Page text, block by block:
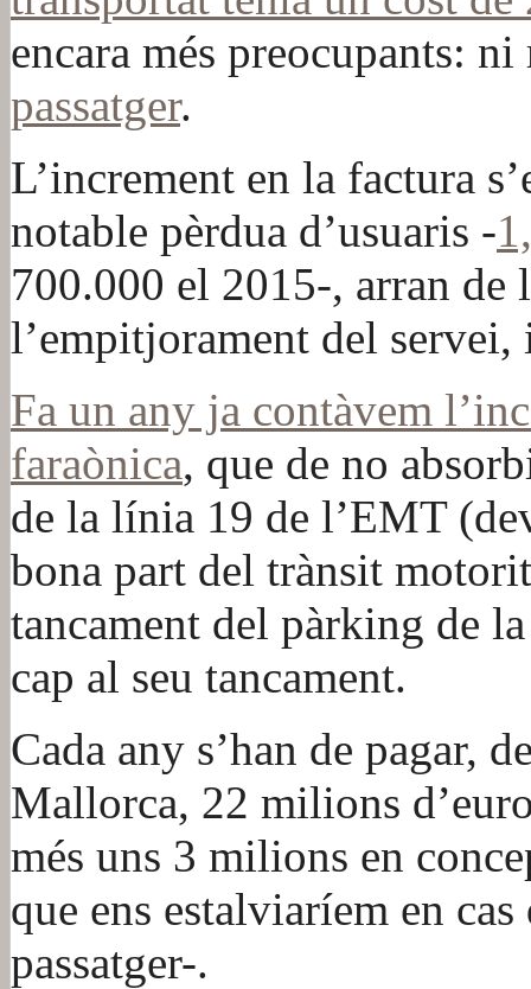
encara més preocupants:
passatger.
L’increment en la factura
notable pèrdua d’usuaris -
700.000 el 2015-, arran de
l’empitjorament del servei,
Fa un any ja contàvem
faraònica, que de no
de la línia 19 de l’EMT
bona part del trànsit
tancament del pàrking de
cap al seu tancament.
Cada any s’han de pagar,
Mallorca, 22 milions
més uns 3 milions en
que ens estalviaríem en
passatger-.